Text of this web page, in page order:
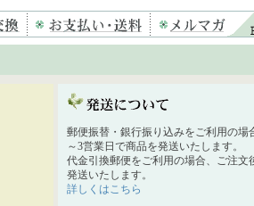
郵便振替・銀行振り込みをご利用の場
～3営業日で商品を発送いたします。
代金引換郵便をご利用の場合、ご注文
発送いたします。
詳しくはこちら